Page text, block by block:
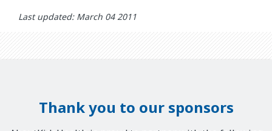
Last updated: March 04 2011
Thank you to our sponsors